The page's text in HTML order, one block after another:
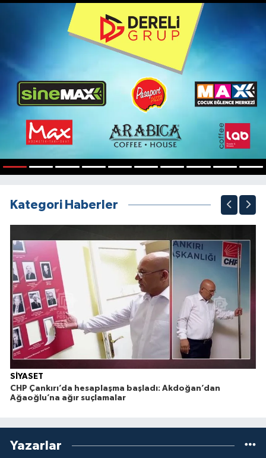
Kategori Haberler
SİYASET
CHP Çankırı’da hesaplaşma başladı: Akdoğan’dan
Ağaoğlu’na ağır suçlamalar
Yazarlar